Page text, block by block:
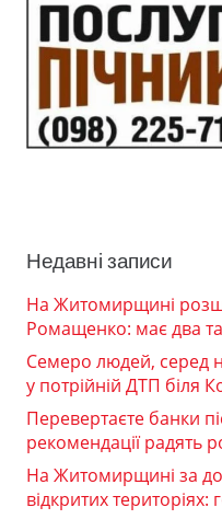
Недавні записи
На Житомирщині
Ромащенко: має два
Семеро людей, серед
у потрійній ДТП біля
Перевертаєте банки
рекомендації радять
На Житомирщині за
відкритих територіях: